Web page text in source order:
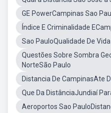
GE PowerCampinas Sao
Índice E Criminalidade
Sao PauloQualidade De Vida
Questões Sobre Sombra
NorteSão Paulo
Distancia De CampinasAte
Que Da DistânciaJundiaí
Aeroportos Sao